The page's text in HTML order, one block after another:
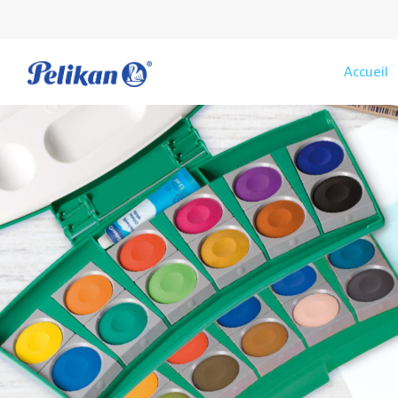
Accueil